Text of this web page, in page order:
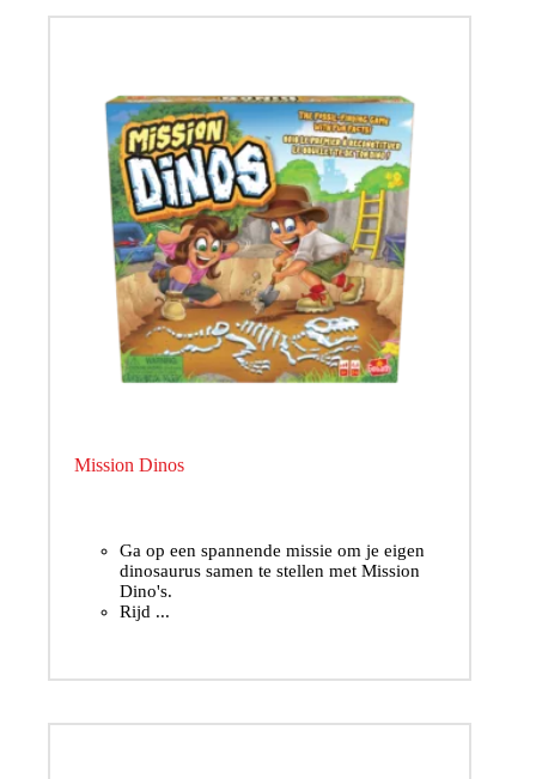
Mission Dinos
Ga op een spannende missie om je eigen
dinosaurus samen te stellen met Mission
Dino's.
Rijd ...